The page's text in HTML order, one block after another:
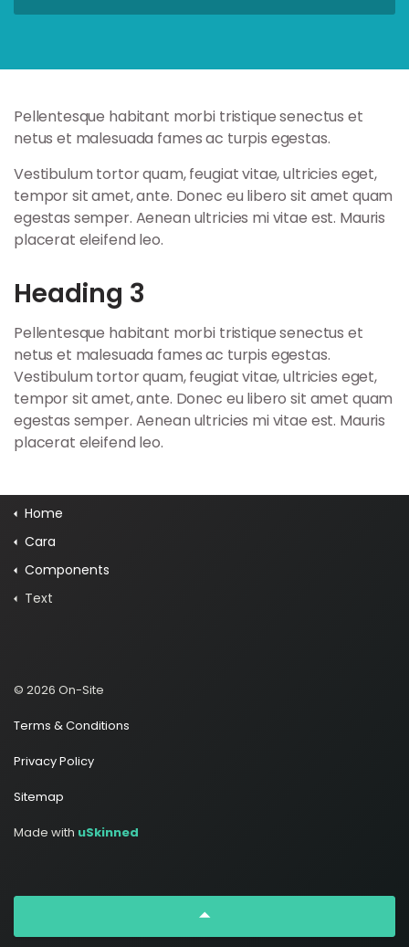
Pellentesque habitant morbi tristique senectus et
netus et malesuada fames ac turpis egestas.
Vestibulum tortor quam, feugiat vitae, ultricies eget,
tempor sit amet, ante. Donec eu libero sit amet quam
egestas semper. Aenean ultricies mi vitae est. Mauris
placerat eleifend leo.
Heading 3
Pellentesque habitant morbi tristique senectus et
netus et malesuada fames ac turpis egestas.
Vestibulum tortor quam, feugiat vitae, ultricies eget,
tempor sit amet, ante. Donec eu libero sit amet quam
egestas semper. Aenean ultricies mi vitae est. Mauris
placerat eleifend leo.
Home
Cara
Components
Text
© 2026 On-Site
Terms & Conditions
Privacy Policy
Sitemap
Made with uSkinned